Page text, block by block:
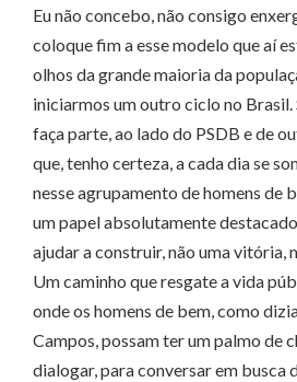
Eu não concebo, não consigo
coloque fim a esse modelo que aí
olhos da grande maioria da
iniciarmos um outro ciclo no Brasil.
faça parte, ao lado do PSDB e de
que, tenho certeza, a cada dia se
nesse agrupamento de homens de
um papel absolutamente
ajudar a construir, não uma vitória,
Um caminho que resgate a vida
onde os homens de bem, como
Campos, possam ter um palmo de
dialogar, para conversar em busca